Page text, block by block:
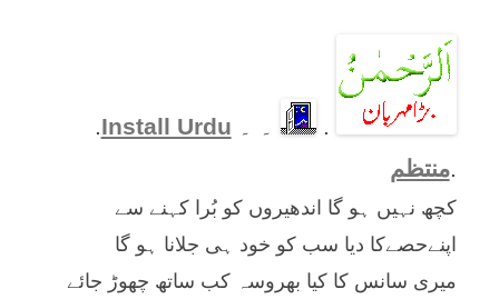
. ۔ ۔ Install Urdu
.
.منتظم
کچھ نہیں ہو گا اندھیروں کو بُرا کہنے سے
اپنےحصےکا دیا سب کو خود ہی جلانا ہو گا
میری سانس کا کیا بھروسہ کب ساتھ چھوڑ جائے